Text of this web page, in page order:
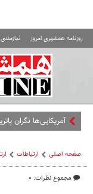
روزنامه همشهری امروز
آمریکایی‌ها نگران
صفحه اصلی ارتباطات
مجموع نظرات: ۰